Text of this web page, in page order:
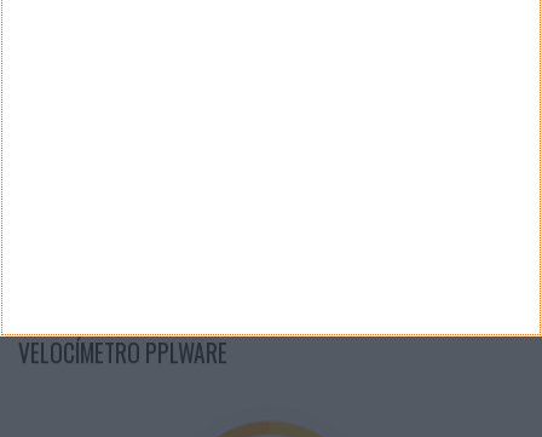
VELOCÍMETRO PPLWARE